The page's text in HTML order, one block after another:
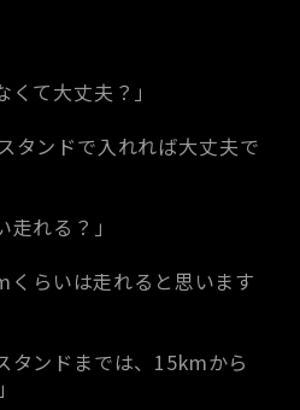
て大丈夫？」
タンドで入れれば大丈夫で
れる？」
らいは走れると思います
ンドまでは、15kmから